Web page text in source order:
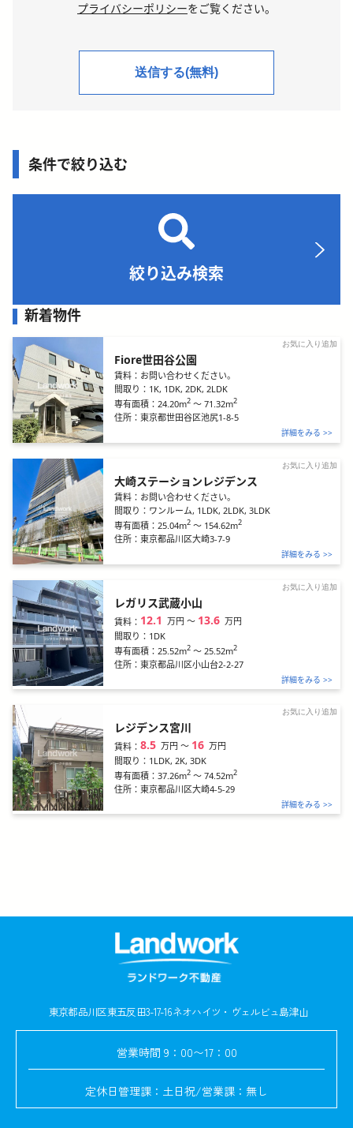
プライバシーポリシーをご覧ください。
条件で絞り込む
絞り込み検索
新着物件
お気に入り追加
Fiore世田谷公園
賃料： お問い合わせください。
間取り： 1K, 1DK, 2DK, 2LDK
専有面積：24.20m2 ～ 71.32m2
住所：東京都世田谷区池尻1-8-5
詳細をみる >>
お気に入り追加
大崎ステーションレジデンス
賃料： お問い合わせください。
間取り： ワンルーム, 1LDK, 2LDK, 3LDK
専有面積：25.04m2 ～ 154.62m2
住所：東京都品川区大崎3-7-9
詳細をみる >>
お気に入り追加
レガリス武蔵小山
賃料： 12.1 万円〜 13.6 万円
間取り： 1DK
専有面積：25.52m2 ～ 25.52m2
住所：東京都品川区小山台2-2-27
詳細をみる >>
お気に入り追加
レジデンス宮川
賃料：8.5 万円〜 16 万円
間取り： 1LDK, 2K, 3DK
専有面積：37.26m2 ～ 74.52m2
住所：東京都品川区大崎4-5-29
詳細をみる >>
東京都品川区東五反田3-17-16ネオハイツ・ヴェルビュ島津山
営業時間 9：00〜17：00
定休日管理課：土日祝/営業課：無し